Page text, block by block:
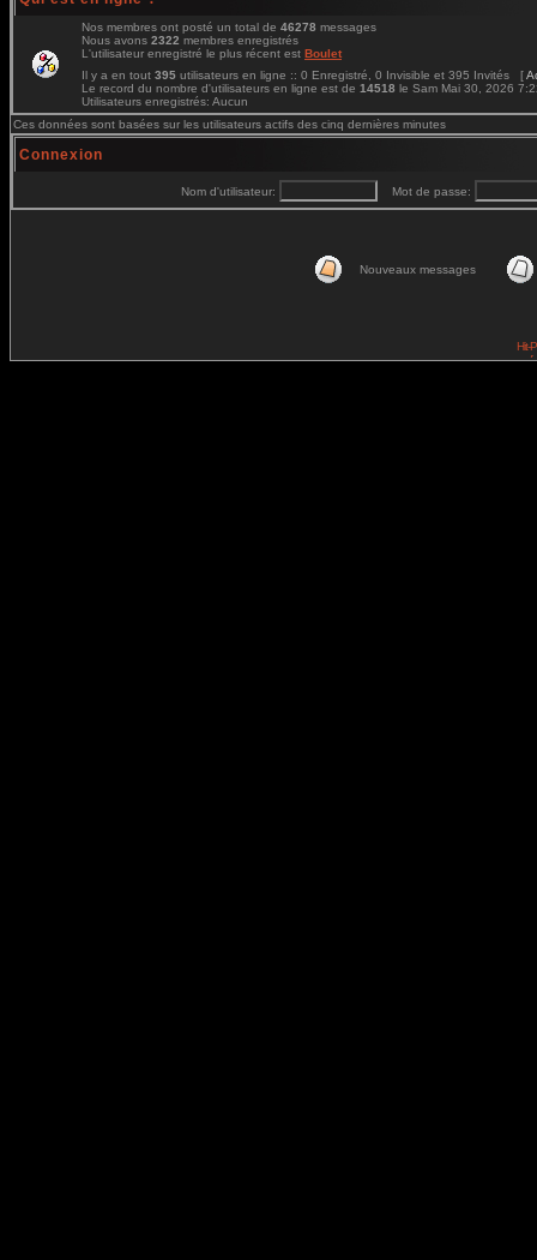
Nos membres ont posté un total de 46278 messages
Nous avons 2322 membres enregistrés
L'utilisateur enregistré le plus récent est Boulet
Il y a en tout 395 utilisateurs en ligne :: 0 Enregistré, 0 Invisible et 395 Invités [
Le record du nombre d'utilisateurs en ligne est de 14518 le Sam Mai 30, 2026
Utilisateurs enregistrés: Aucun
Ces données sont basées sur les utilisateurs actifs des cinq dernières minutes
Connexion
Nom d'utilisateur: Mot de passe:
Nouveaux messages